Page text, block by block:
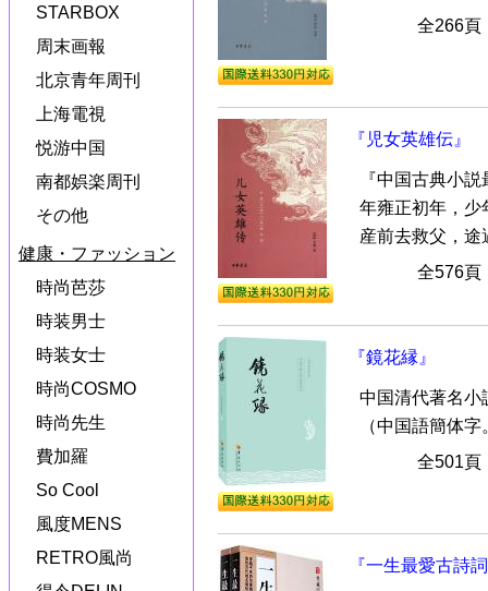
STARBOX
周末画報
北京青年周刊
上海電視
悦游中国
南都娯楽周刊
その他
健康・ファッション
時尚芭莎
時装男士
時装女士
時尚COSMO
時尚先生
費加羅
So Cool
風度MENS
RETRO風尚
全266
『児女英雄伝』
『中国古典小
年雍正初年，少
産前去救父，途
全576
『鏡花縁』
中国清代著名小
（中国語簡体字
全501
『一生最愛古詩